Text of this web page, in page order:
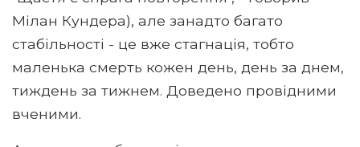
Мілан Кундера), але занадто багато
стабільності - це вже стагнація, тобто
маленька смерть кожен день, день за днем,
тиждень за тижнем. Доведено провідними
вченими.